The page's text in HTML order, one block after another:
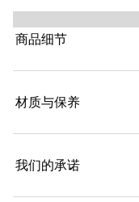
商品细节
材质与保养
我们的承诺